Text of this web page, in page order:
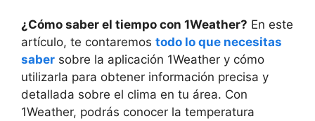
¿Cómo saber el tiempo con 1Weather? En este
artículo, te contaremos todo lo que necesitas
saber sobre la aplicación 1Weather y cómo
utilizarla para obtener información precisa y
detallada sobre el clima en tu área. Con
1Weather, podrás conocer la temperatura